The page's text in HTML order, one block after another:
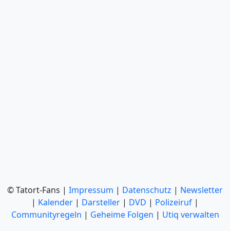
© Tatort-Fans | Impressum | Datenschutz | Newsletter
| Kalender | Darsteller | DVD | Polizeiruf |
Communityregeln | Geheime Folgen | Utiq verwalten